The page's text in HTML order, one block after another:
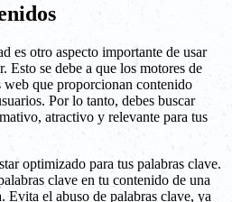
es otro aspecto importante de usar
Esto se debe a que los motores de
web que proporcionan contenido
Por lo tanto, debes buscar
atractivo y relevante para tus
optimizado para tus palabras clave.
clave en tu contenido de una
Evita el abuso de palabras clave, ya